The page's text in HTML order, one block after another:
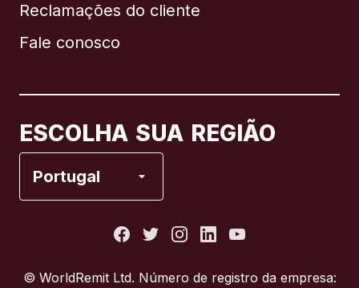
Reclamações do cliente
Fale conosco
ESCOLHA SUA REGIÃO
Portugal
Brasil
© WorldRemit Ltd. Número de registro da empresa: